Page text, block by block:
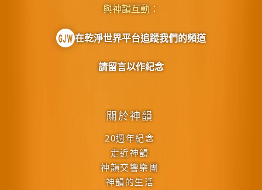
關於神韻
20週年紀念
走近神韻
神韻交響樂團
神韻的生活
與神韻互動：
在乾淨世界平台追蹤我們的頻道
請留言以作紀念